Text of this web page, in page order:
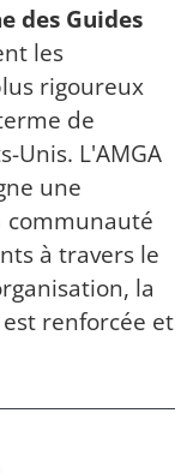
des Guides
les
rigoureux
de
Unis. L'AMGA
une
communauté
à travers le
la
renforcée et